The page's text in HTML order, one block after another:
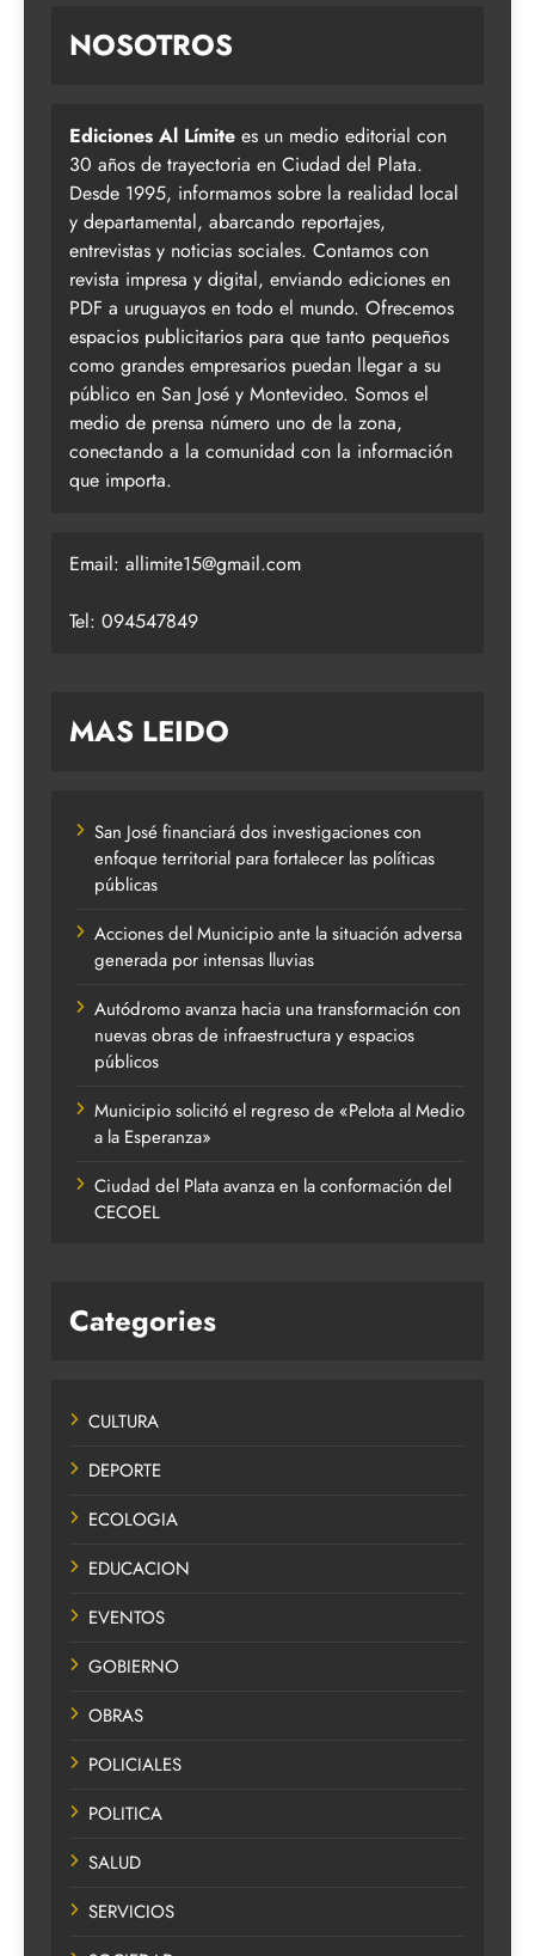
NOSOTROS
Ediciones Al Límite es un medio editorial con
30 años de trayectoria en Ciudad del Plata.
Desde 1995, informamos sobre la realidad local
y departamental, abarcando reportajes,
entrevistas y noticias sociales. Contamos con
revista impresa y digital, enviando ediciones en
PDF a uruguayos en todo el mundo. Ofrecemos
espacios publicitarios para que tanto pequeños
como grandes empresarios puedan llegar a su
público en San José y Montevideo. Somos el
medio de prensa número uno de la zona,
conectando a la comunidad con la información
que importa.
Email: allimite15@gmail.com
Tel: 094547849
MAS LEIDO
San José financiará dos investigaciones con
enfoque territorial para fortalecer las políticas
públicas
Acciones del Municipio ante la situación adversa
generada por intensas lluvias
Autódromo avanza hacia una transformación con
nuevas obras de infraestructura y espacios
públicos
Municipio solicitó el regreso de «Pelota al Medio
a la Esperanza»
Ciudad del Plata avanza en la conformación del
CECOEL
Categories
CULTURA
DEPORTE
ECOLOGIA
EDUCACION
EVENTOS
GOBIERNO
OBRAS
POLICIALES
POLITICA
SALUD
SERVICIOS